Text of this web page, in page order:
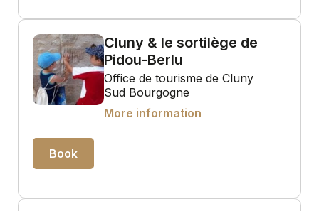
Cluny & le sortilège de
Pidou-Berlu
Office de tourisme de Cluny
Sud Bourgogne
More information
Book